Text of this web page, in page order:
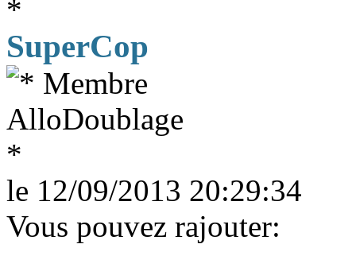
SuperCop
le 12/09/2013 20:29:34
Vous pouvez rajouter: